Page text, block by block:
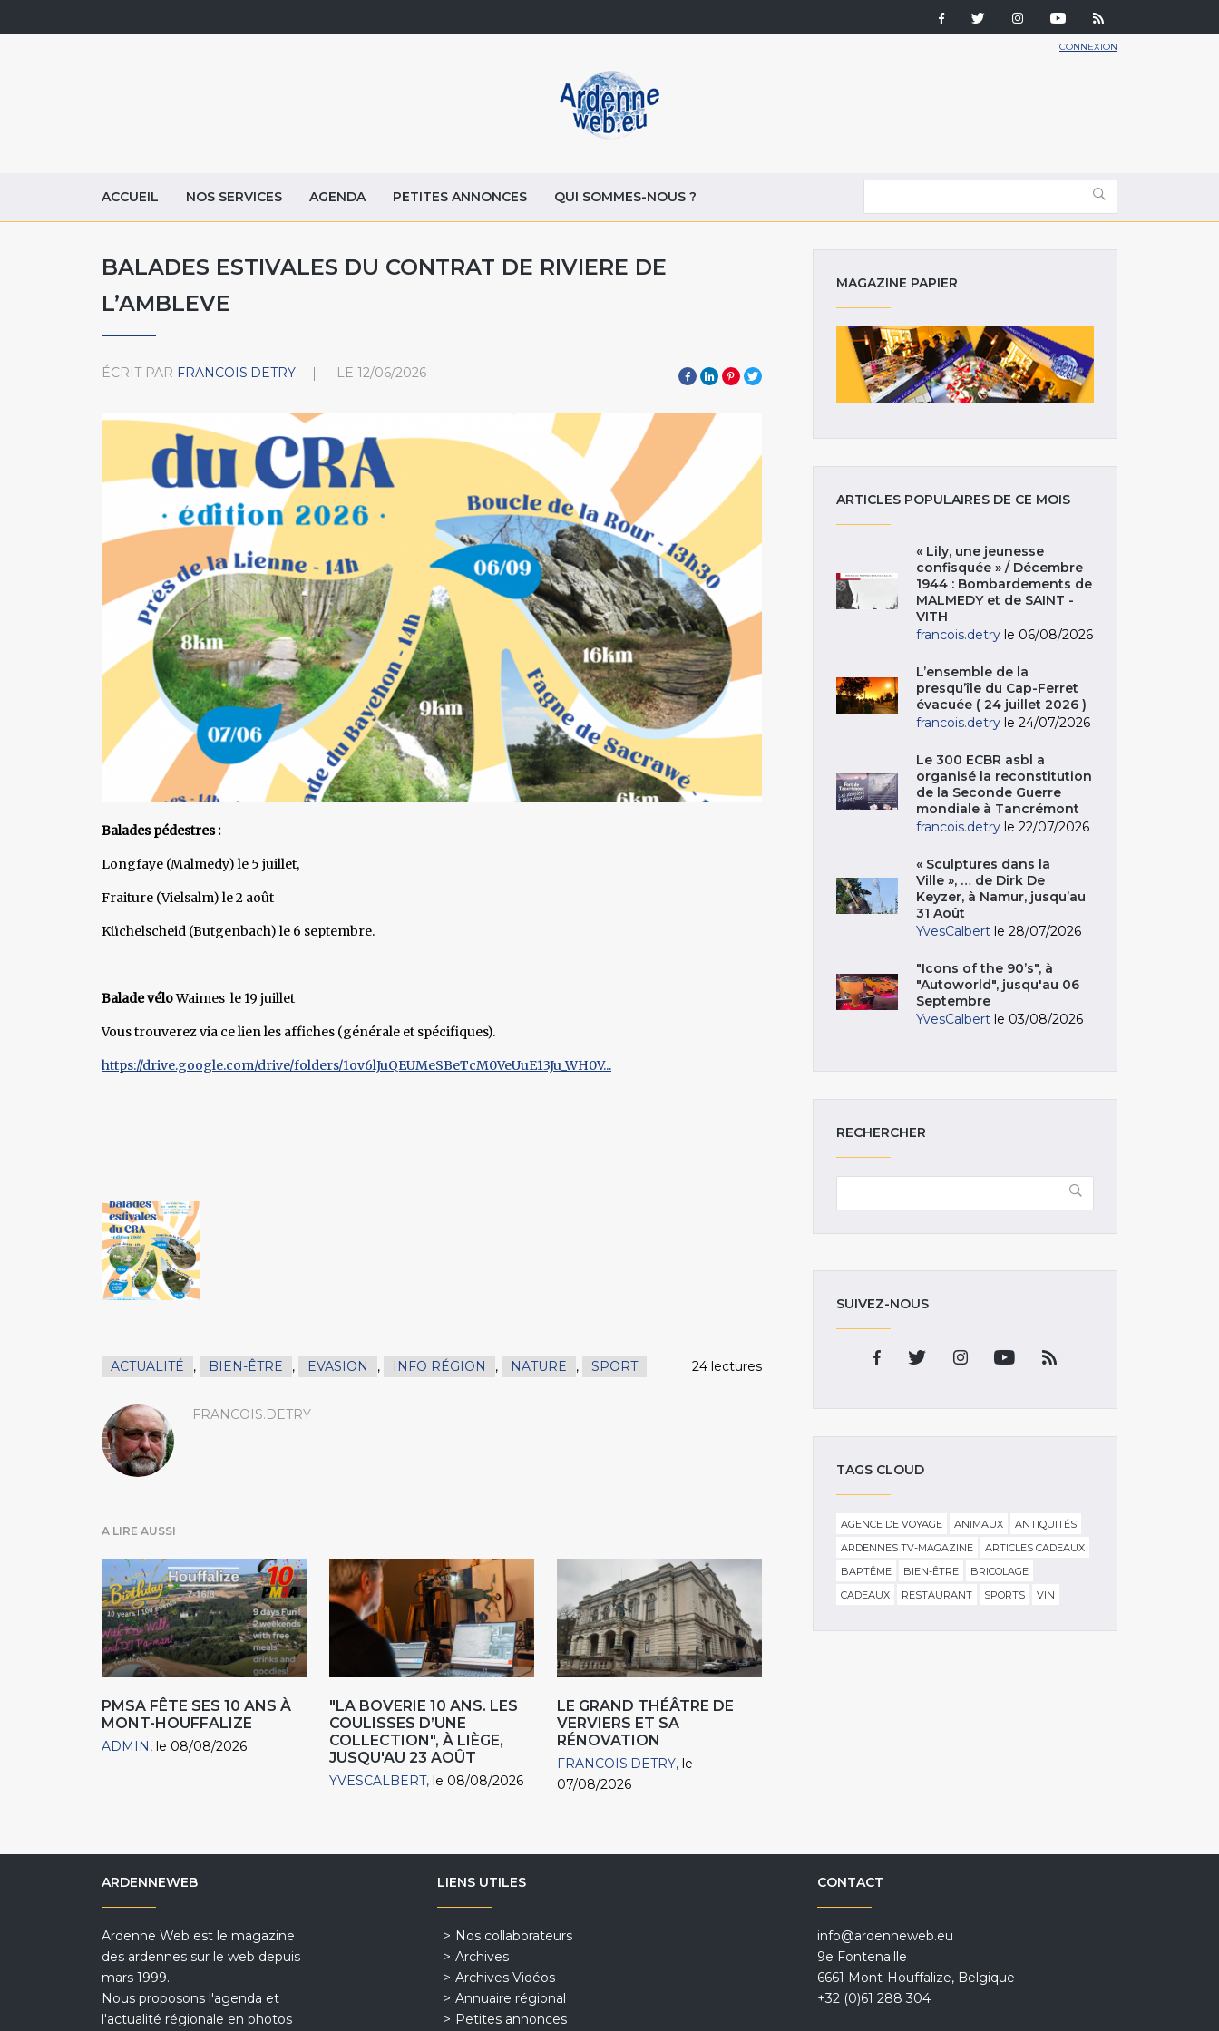
CONNEXION
ACCUEIL NOS SERVICES AGENDA PETITES ANNONCES QUI SOMMES-NOUS ?
BALADES ESTIVALES DU CONTRAT DE RIVIERE DE
L’AMBLEVE
ÉCRIT PAR FRANCOIS.DETRY LE 12/06/2026
Balades pédestres :
Longfaye (Malmedy) le 5 juillet,
Fraiture (Vielsalm) le 2 août
Küchelscheid (Butgenbach) le 6 septembre.
Balade véloWaimes le 19 juillet
Vous trouverez via ce lien les affiches (générale et spécifiques).
https://drive.google.com/drive/folders/1ov6lJuQEUMeSBeTcM0VeUuE13Ju_WH0V...
ACTUALITÉ , BIEN-ÊTRE , EVASION , INFO RÉGION , NATURE , SPORT 24 lectures
FRANCOIS.DETRY
A LIRE AUSSI
PMSA FÊTE SES 10 ANS À
MONT-HOUFFALIZE
ADMIN le 08/08/2026
"LA BOVERIE 10 ANS. LES
COULISSES D’UNE
COLLECTION", À LIÈGE,
JUSQU'AU 23 AOÛT
YVESCALBERT le 08/08/2026
LE GRAND THÉÂTRE DE
VERVIERS ET SA
RÉNOVATION
FRANCOIS.DETRY le
07/08/2026
MAGAZINE PAPIER
ARTICLES POPULAIRES DE CE MOIS
« Lily, une jeunesse
confisquée » / Décembre
1944 : Bombardements de
MALMEDY et de SAINT -
VITH
francois.detry le 06/08/2026
L’ensemble de la
presqu’île du Cap-Ferret
évacuée ( 24 juillet 2026 )
francois.detry le 24/07/2026
Le 300 ECBR asbl a
organisé la reconstitution
de la Seconde Guerre
mondiale à Tancrémont
francois.detry le 22/07/2026
« Sculptures dans la
Ville », … de Dirk De
Keyzer, à Namur, jusqu’au
31 Août
YvesCalbert le 28/07/2026
"Icons of the 90’s", à
"Autoworld", jusqu'au 06
Septembre
YvesCalbert le 03/08/2026
RECHERCHER
SUIVEZ-NOUS
TAGS CLOUD
AGENCE DE VOYAGE ANIMAUX
ANTIQUITÉS
ARDENNES TV-MAGAZINE
ARTICLES CADEAUX
BAPTÊME
BIEN-ÊTRE
BRICOLAGE
CADEAUX
RESTAURANT SPORTS VIN
ARDENNEWEB
Ardenne Web est le magazine
des ardennes sur le web depuis
mars 1999.
Nous proposons l'agenda et
l'actualité régionale en photos
LIENS UTILES
Nos collaborateurs
Archives
Archives Vidéos
Annuaire régional
Petites annonces
CONTACT
info@ardenneweb.eu
9e Fontenaille
6661 Mont-Houffalize, Belgique
+32 (0)61 288 304